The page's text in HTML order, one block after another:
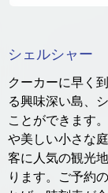
シェルシャー
クーカーに早く
る興味深い島、
ことができます
や美しい小さな
客に人気の観光
ります。ご予約